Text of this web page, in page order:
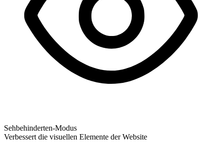
Sehbehinderten-Modus
Verbessert die visuellen Elemente der Website